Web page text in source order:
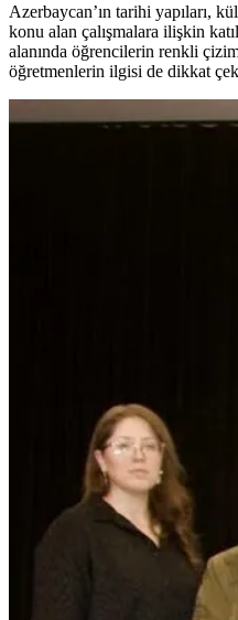
Azerbaycan’ın tarihi yapıları,
konu alan çalışmalara ilişkin
alanında öğrencilerin renkli
öğretmenlerin ilgisi de dikkat